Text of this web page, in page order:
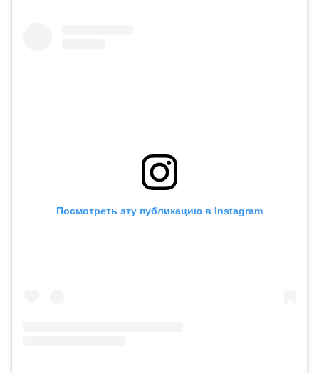
Посмотреть эту публикацию в Instagram